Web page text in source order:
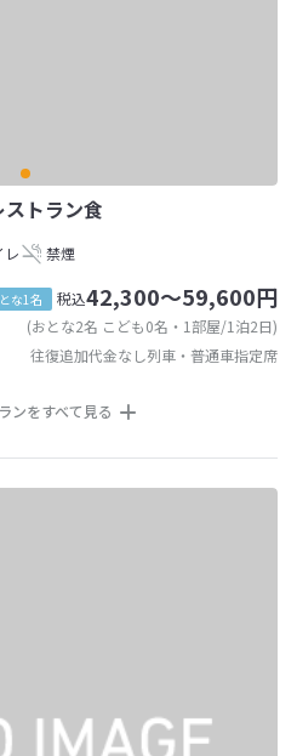
ストラン食
レ 禁煙
な1名 税込42,300～59,600円
(おとな2名 こども0名・1部屋/1泊2日)
往復追加代金なし列車・普通車指定席
ンをすべて見る